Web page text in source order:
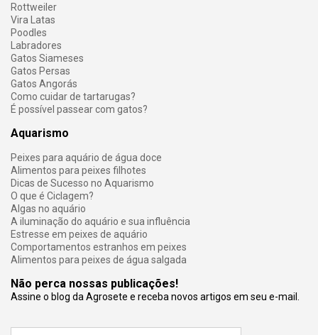
Rottweiler
Vira Latas
Poodles
Labradores
Gatos Siameses
Gatos Persas
Gatos Angorás
Como cuidar de tartarugas?
É possível passear com gatos?
Aquarismo
Peixes para aquário de água doce
Alimentos para peixes filhotes
Dicas de Sucesso no Aquarismo
O que é Ciclagem?
Algas no aquário
A iluminação do aquário e sua influência
Estresse em peixes de aquário
Comportamentos estranhos em peixes
Alimentos para peixes de água salgada
Não perca nossas publicações!
Assine o blog da Agrosete e receba novos artigos em seu e-mail.